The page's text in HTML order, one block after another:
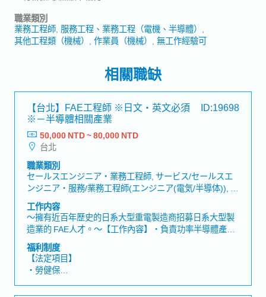
職業類別
業務工程師 服務工程、業務工程（電機、半導體）
其他工程類（機械）
作業員（機械） 無工作經驗可
相關職缺
【台北】FAE工程師 ※日文・英文必須
※－半導體相關產業
ID:19698
50,000 NTD ~ 80,000 NTD
台北
職業類別
セールスエンジニア・業務工程師, サービス/セールスエ
ンジニア・服務/業務工程師(エンジニア(電気/半導体)), サ
ービス/セールスエンジニア・服務/業務工程師(エンジニ
ア(機械))
工作内容
～擁有近百年歷史的日系大型重電製造商招募日系大型製
造業的 FAE人才。～【工作內容】・負責功率半導體產品
之FAE相關業務・與代理商合作，進行產品推廣與技術支
援・回覆客戶技術問題並提供建議・與業務人員合作，整
理新案件導入時的技術課題並介紹產品・針對客戶技術問
題，與公司內部相關部門協調・彙整新商談資訊，向公司
內部回報案件進度・配合台灣國內及海外公司據點出差
福利制度
【法定項目】
・勞健保
・各種休假（特別休假、婚假、喪假、生理假、產檢假、